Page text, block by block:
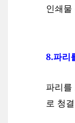
인쇄
8.파리
파리를
로 청